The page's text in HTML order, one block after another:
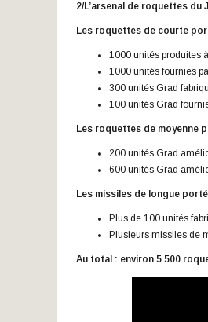
2/L’arsenal de roquettes du
Les roquettes de courte
1000 unités produites
1000 unités fournies
300 unités Grad
100 unités Grad
Les roquettes de moyenne
200 unités Grad
600 unités Grad
Les missiles de longue
Plus de 100 unités
Plusieurs missiles de
Au total : environ 5 500